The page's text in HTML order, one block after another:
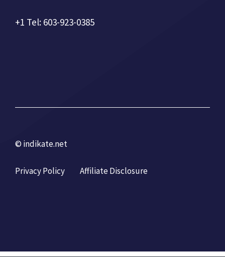
+1 Tel: 603-923-0385
© indikate.net
Privacy Policy Affiliate Disclosure